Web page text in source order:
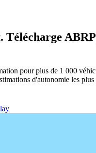
Télécharge
pour plus de 1 000
d'autonomie les